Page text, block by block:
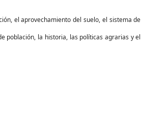
el aprovechamiento del suelo, el sistema de
población, la historia, las políticas agrarias y el